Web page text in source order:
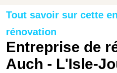
Tout savoir sur cette
rénovation
Entreprise de
Auch - L'Isle-